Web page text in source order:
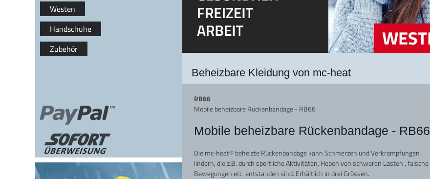
Beheizbare Kleidung von mc-heat
RB66
Mobile beheizbare Rückenbandage - RB66
Mobile beheizbare Rückenbandage - RB66
Die mc-heat® beheizte Rückenbandage kann Schmerzen und Verkrampfungen
lindern, die z.B. durch sportliche Aktivitäten, Heben von schweren Lasten , falsche
Bewegungen etc. entstanden sind. Erhältlich in drei Grössen.
Westen
Handschuhe
Zubehör